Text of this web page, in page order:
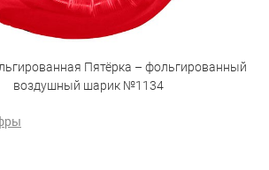
Пятёрка – фольгированный
воздушный шарик №1134